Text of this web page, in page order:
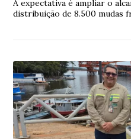
A expectativa é ampliar o
distribuição de 8.500 mudas